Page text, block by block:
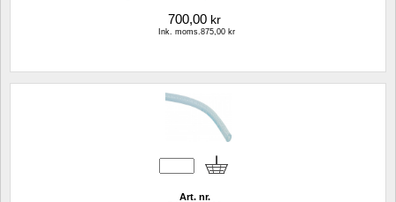
700,00 kr
Ink. moms.875,00 kr
Art. nr.